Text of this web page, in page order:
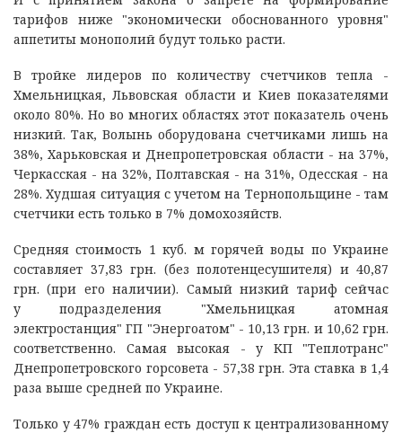
тарифов ниже "экономически обоснованного уровня"
аппетиты монополий будут только расти.
В тройке лидеров по количеству счетчиков тепла -
Хмельницкая, Львовская области и Киев показателями
около 80%. Но во многих областях этот показатель очень
низкий. Так, Волынь оборудована счетчиками лишь на
38%, Харьковская и Днепропетровская области - на 37%,
Черкасская - на 32%, Полтавская - на 31%, Одесская - на
28%. Худшая ситуация с учетом на Тернопольщине - там
счетчики есть только в 7% домохозяйств.
Средняя стоимость 1 куб. м горячей воды по Украине
составляет 37,83 грн. (без полотенцесушителя) и 40,87
грн. (при его наличии). Самый низкий тариф сейчас
у подразделения "Хмельницкая атомная
электростанция" ГП "Энергоатом" - 10,13 грн. и 10,62 грн.
соответственно. Самая высокая - у КП "Теплотранс"
Днепропетровского горсовета - 57,38 грн. Эта ставка в 1,4
раза выше средней по Украине.
Только у 47% граждан есть доступ к централизованному